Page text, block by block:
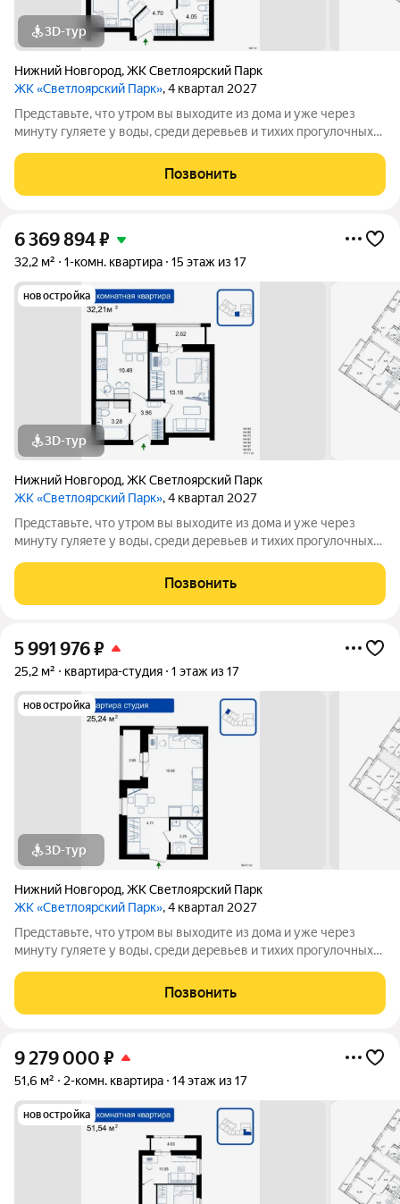
3D-тур
Нижний Новгород,ЖК Светлоярский Парк
ЖК «Светлоярский Парк», 4 квартал 2027
Представьте, что утром вы выходите из дома и уже через
минуту гуляете у воды, среди деревьев и тихих прогулочных
рядом с одним из самых живописных мест Сормовского
района Нижнего Новгорода
Позвонить
6 369 894₽
32,2 м² 1-комн. квартира 15 этаж из 17
новостройка
3D-тур
Нижний Новгород,ЖК Светлоярский Парк
ЖК «Светлоярский Парк», 4 квартал 2027
Представьте, что утром вы выходите из дома и уже через
минуту гуляете у воды, среди деревьев и тихих прогулочных
рядом с одним из самых живописных мест Сормовского
района Нижнего Новгорода
Позвонить
5 991 976₽
25,2 м² квартира-студия 1 этаж из 17
новостройка
3D-тур
Нижний Новгород,ЖК Светлоярский Парк
ЖК «Светлоярский Парк», 4 квартал 2027
Представьте, что утром вы выходите из дома и уже через
минуту гуляете у воды, среди деревьев и тихих прогулочных
рядом с одним из самых живописных мест Сормовского
района Нижнего Новгорода
Позвонить
9 279 000 ₽
51,6 м² 2-комн. квартира 14 этаж из 17
новостройка